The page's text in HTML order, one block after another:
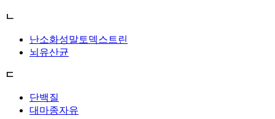
ㄴ
난소화성말토덱스트린
뇌유산균
ㄷ
단백질
대마종자유